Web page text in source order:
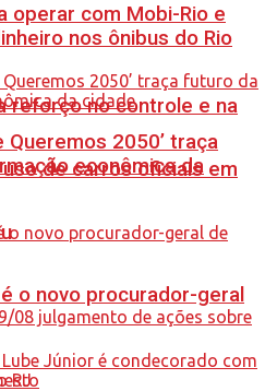
reforço no controle e na
de carros oficiais em
operar com Mobi-Rio e
nos ônibus do Rio
Queremos 2050’ traça
econômica da
o novo procurador-geral